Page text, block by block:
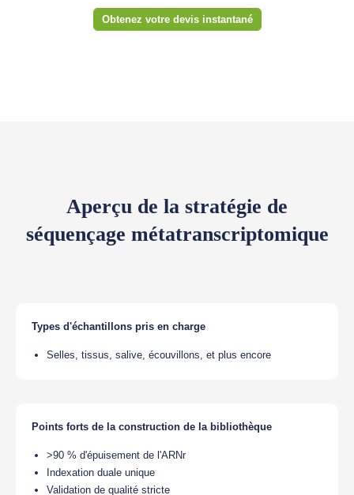
Obtenez votre devis instantané
Aperçu de la stratégie de
séquençage métatranscriptomique
Types d'échantillons pris en charge
Selles, tissus, salive, écouvillons, et plus encore
Points forts de la construction de la bibliothèque
>90 % d'épuisement de l'ARNr
Indexation duale unique
Validation de qualité stricte